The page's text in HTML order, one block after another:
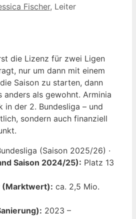
Fischer, Leiter
die Lizenz für zwei Ligen
nur um dann mit einem
Saison zu starten, dann
anders als gewohnt. Arminia
in der 2. Bundesliga – und
sondern auch finanziell
(Saison 2025/26) ·
Saison 2024/25): Platz 13
(Marktwert): ca. 2,5 Mio.
2023 –